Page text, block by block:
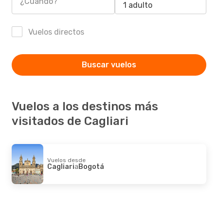
1 adulto
Vuelos directos
Buscar vuelos
Vuelos a los destinos más
visitados de Cagliari
Vuelos desde
CagliariaBogotá